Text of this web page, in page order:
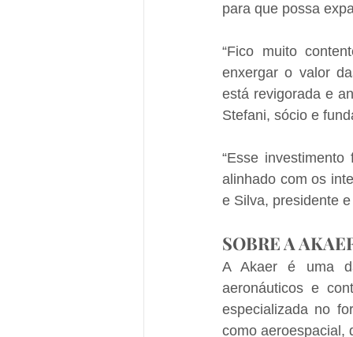
para que possa
“Fico muito
enxergar o valor
está revigorada e
Stefani, sócio e
“Esse
alinhado com os
e Silva, presidente
SOBRE A
A Akaer é uma
aeronáuticos e
especializada no
como aeroespacial,